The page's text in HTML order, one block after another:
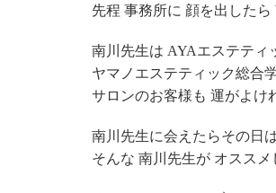
先程 事務所に 顔を出した
南川先生は AYAエステティ
ヤマノエステティック総合
サロンのお客様も 運がよ
南川先生に会えたらその日
そんな 南川先生が オスス